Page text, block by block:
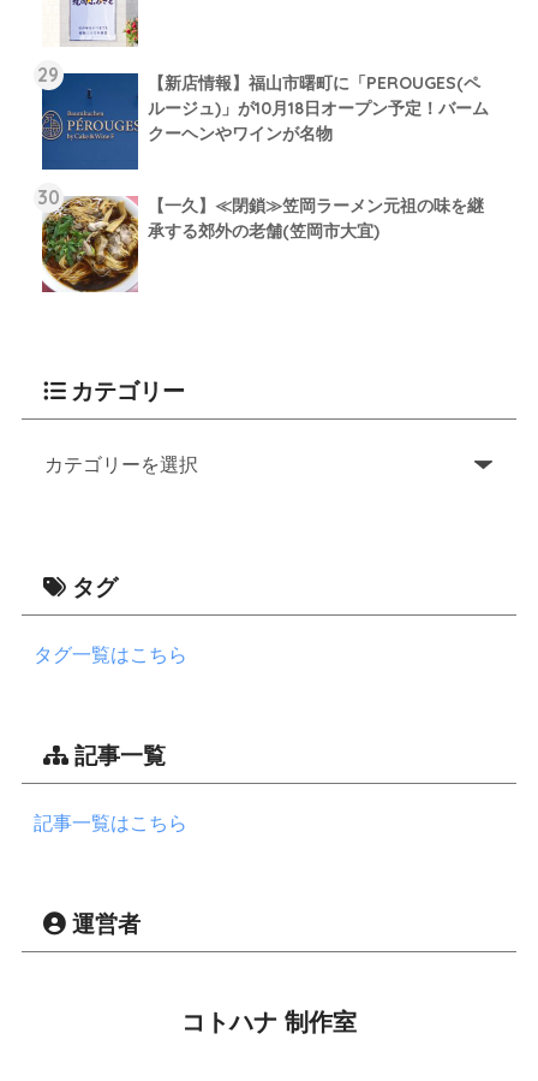
【新店情報】福山市曙町に「PEROUGES(ペ
ルージュ)」が10月18日オープン予定！バーム
クーヘンやワインが名物
【一久】≪閉鎖≫笠岡ラーメン元祖の味を継
承する郊外の老舗(笠岡市大宜)
カテゴリー
タグ
タグ一覧はこちら
記事一覧
記事一覧はこちら
運営者
コトハナ 制作室